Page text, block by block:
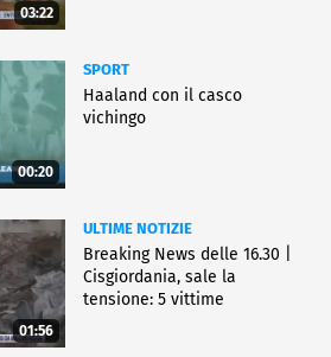
03:22
00:20
SPORT
Haaland con il casco
vichingo
01:56
ULTIME NOTIZIE
Breaking News delle 16.30 |
Cisgiordania, sale la
tensione: 5 vittime